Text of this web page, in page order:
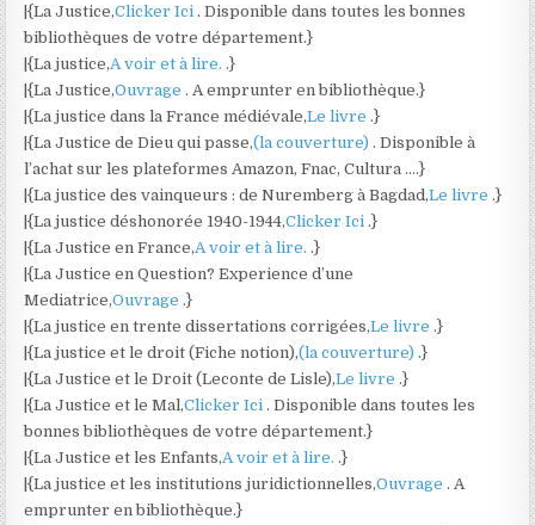
|{La Justice,Clicker Ici . Disponible dans toutes les bonnes
bibliothèques de votre département.}
|{La justice,A voir et à lire. .}
|{La Justice,Ouvrage . A emprunter en bibliothèque.}
|{La justice dans la France médiévale,Le livre .}
|{La Justice de Dieu qui passe,(la couverture) . Disponible à
l’achat sur les plateformes Amazon, Fnac, Cultura ….}
|{La justice des vainqueurs : de Nuremberg à Bagdad,Le livre .}
|{La justice déshonorée 1940-1944,Clicker Ici .}
|{La Justice en France,A voir et à lire. .}
|{La Justice en Question? Experience d’une
Mediatrice,Ouvrage .}
|{La justice en trente dissertations corrigées,Le livre .}
|{La justice et le droit (Fiche notion),(la couverture) .}
|{La Justice et le Droit (Leconte de Lisle),Le livre .}
|{La Justice et le Mal,Clicker Ici . Disponible dans toutes les
bonnes bibliothèques de votre département.}
|{La Justice et les Enfants,A voir et à lire. .}
|{La justice et les institutions juridictionnelles,Ouvrage . A
emprunter en bibliothèque.}